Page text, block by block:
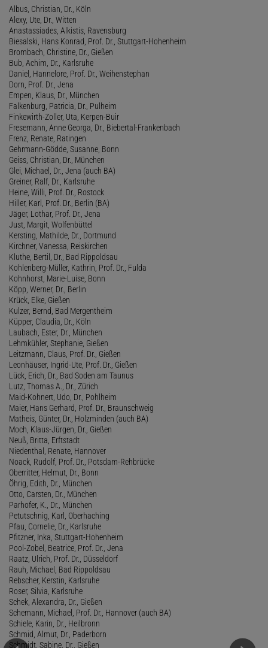
Albus, Christian, Dr., Köln
Alexy, Ute, Dr., Witten
Anastassiades, Alkistis, Ravensburg
Biesalski, Hans Konrad, Prof. Dr., Stuttgart-Hohenheim
Brombach, Christine, Dr., Gießen
Bub, Achim, Dr., Karlsruhe
Daniel, Hannelore, Prof. Dr., Weihenstephan
Dorn, Prof. Dr., Jena
Empen, Klaus, Dr., München
Falkenburg, Patricia, Dr., Pulheim
Finkewirth-Zoller, Uta, Kerpen-Buir
Fresemann, Anne Georga, Dr., Biebertal-Frankenbach
Frenz, Renate, Ratingen
Gehrmann-Gödde, Susanne, Bonn
Geiss, Christian, Dr., München
Glei, Michael, Dr., Jena (auch BA)
Greiner, Ralf, Dr., Karlsruhe
Heine, Willi, Prof. Dr., Rostock
Hiller, Karl, Prof. Dr., Berlin (BA)
Jäger, Lothar, Prof. Dr., Jena
Just, Margit, Wolfenbüttel
Kersting, Mathilde, Dr., Dortmund
Kirchner, Vanessa, Reiskirchen
Kluthe, Bertil, Dr., Bad Rippoldsau
Kohlenberg-Müller, Kathrin, Prof. Dr., Fulda
Kohnhorst, Marie-Luise, Bonn
Köpp, Werner, Dr., Berlin
Krück, Elke, Gießen
Kulzer, Bernd, Bad Mergentheim
Küpper, Claudia, Dr., Köln
Laubach, Ester, Dr., München
Lehmkühler, Stephanie, Gießen
Leitzmann, Claus, Prof. Dr., Gießen
Leonhäuser, Ingrid-Ute, Prof. Dr., Gießen
Lück, Erich, Dr., Bad Soden am Taunus
Lutz, Thomas A., Dr., Zürich
Maid-Kohnert, Udo, Dr., Pohlheim
Maier, Hans Gerhard, Prof. Dr., Braunschweig
Matheis, Günter, Dr., Holzminden (auch BA)
Moch, Klaus-Jürgen, Dr., Gießen
Neuß, Britta, Erftstadt
Niedenthal, Renate, Hannover
Noack, Rudolf, Prof. Dr., Potsdam-Rehbrücke
Oberritter, Helmut, Dr., Bonn
Öhrig, Edith, Dr., München
Otto, Carsten, Dr., München
Parhofer, K., Dr., München
Petutschnig, Karl, Oberhaching
Pfau, Cornelie, Dr., Karlsruhe
Pfitzner, Inka, Stuttgart-Hohenheim
Pool-Zobel, Beatrice, Prof. Dr., Jena
Raatz, Ulrich, Prof. Dr., Düsseldorf
Rauh, Michael, Bad Rippoldsau
Rebscher, Kerstin, Karlsruhe
Roser, Silvia, Karlsruhe
Schek, Alexandra, Dr., Gießen
Schemann, Michael, Prof. Dr., Hannover (auch BA)
Schiele, Karin, Dr., Heilbronn
Schmid, Almut, Dr., Paderborn
Schmidt, Sabine, Dr., Gießen